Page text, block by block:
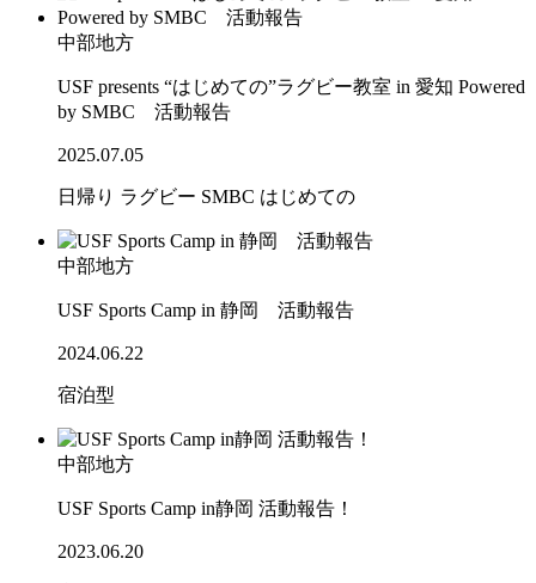
中部地方
USF presents “はじめての”ラグビー教室 in 愛知 Powered
by SMBC 活動報告
2025.07.05
日帰り ラグビー SMBC はじめての
中部地方
USF Sports Camp in 静岡 活動報告
2024.06.22
宿泊型
中部地方
USF Sports Camp in静岡 活動報告！
2023.06.20